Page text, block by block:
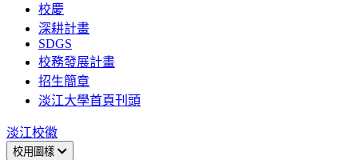
校慶
深耕計畫
SDGS
校務發展計畫
招生簡章
淡江大學首頁刊頭
淡江校徽
校用圖樣